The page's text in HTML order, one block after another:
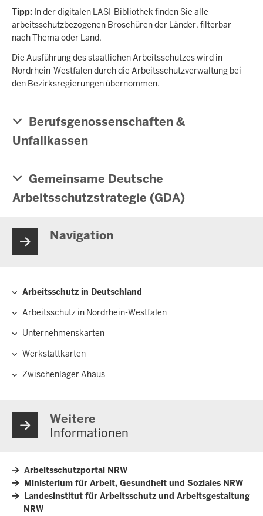
Tipp: In der digitalen LASI-Bibliothek finden Sie alle
arbeitsschutzbezogenen Broschüren der Länder, filterbar
nach Thema oder Land.
Die Ausführung des staatlichen Arbeitsschutzes wird in
Nordrhein-Westfalen durch die Arbeitsschutzverwaltung bei
den Bezirksregierungen übernommen.
Berufsgenossenschaften &
Unfallkassen
Gemeinsame Deutsche
Arbeitsschutzstrategie (GDA)
Navigation
Arbeitsschutz in Deutschland
Arbeitsschutz in Nordrhein-Westfalen
Unternehmenskarten
Werkstattkarten
Zwischenlager Ahaus
Weitere
Informationen
Arbeitsschutzportal NRW
Ministerium für Arbeit, Gesundheit und Soziales NRW
Landesinstitut für Arbeitsschutz und Arbeitsgestaltung
NRW